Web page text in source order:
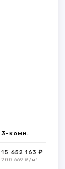
3-комн.
15 652 163 ₽
200 669 ₽/м²